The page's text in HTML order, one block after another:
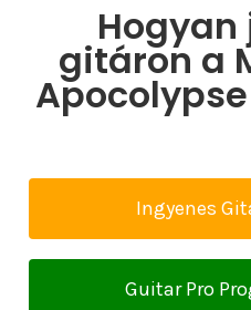
Hogyan
gitáron a
Ingyenes
Guitar Pro